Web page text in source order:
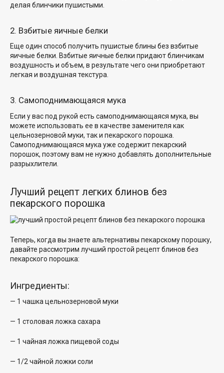
делая блинчики пушистыми.
2. Взбитые яичные белки
Еще один способ получить пушистые блины без взбитые
яичные белки. Взбитые яичные белки придают блинчикам
воздушность и объем, в результате чего они приобретают
легкая и воздушная текстура
3. Самоподнимающаяся мука
Если у вас под рукой есть самоподнимающаяся мука, вы
можете использовать ее в качестве заменителя как
цельнозерновой муки, так и пекарского порошка.
Самоподнимающаяся мука уже содержит пекарский
порошок, поэтому вам не нужно добавлять дополнительные
разрыхлители.
Лучший рецепт легких блинов без
пекарского порошка
Теперь, когда вы знаете альтернативы пекарскому порошку,
давайте рассмотрим лучший простой рецепт блинов без
пекарского порошка:
Ингредиенты:
— 1 чашка цельнозерновой муки
— 1 столовая ложка сахара
— 1 чайная ложка пищевой соды
— 1/2 чайной ложки соли